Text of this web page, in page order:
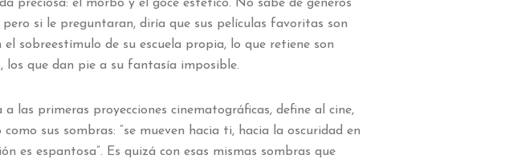
preciosa: el morbo y el goce estético. No sabe de géneros
si le preguntaran, diría que sus películas favoritas son
sobreestímulo de su escuela propia, lo que retiene son
los que dan pie a su fantasía imposible.
las primeras proyecciones cinematográficas, define al cine,
sus sombras: “se mueven hacia ti, hacia la oscuridad en
es espantosa”. Es quizá con esas mismas sombras que